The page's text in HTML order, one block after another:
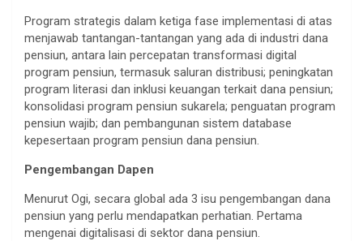
Program strategis dalam ketiga fase implementasi di atas
menjawab tantangan-tantangan yang ada di industri dana
pensiun, antara lain percepatan transformasi digital
program pensiun, termasuk saluran distribusi; peningkatan
program literasi dan inklusi keuangan terkait dana pensiun;
konsolidasi program pensiun sukarela; penguatan program
pensiun wajib; dan pembangunan sistem database
kepesertaan program pensiun dana pensiun.
Pengembangan Dapen
Menurut Ogi, secara global ada 3 isu pengembangan dana
pensiun yang perlu mendapatkan perhatian. Pertama
mengenai digitalisasi di sektor dana pensiun.